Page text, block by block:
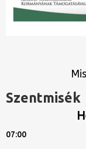
Szentmisék
07:00